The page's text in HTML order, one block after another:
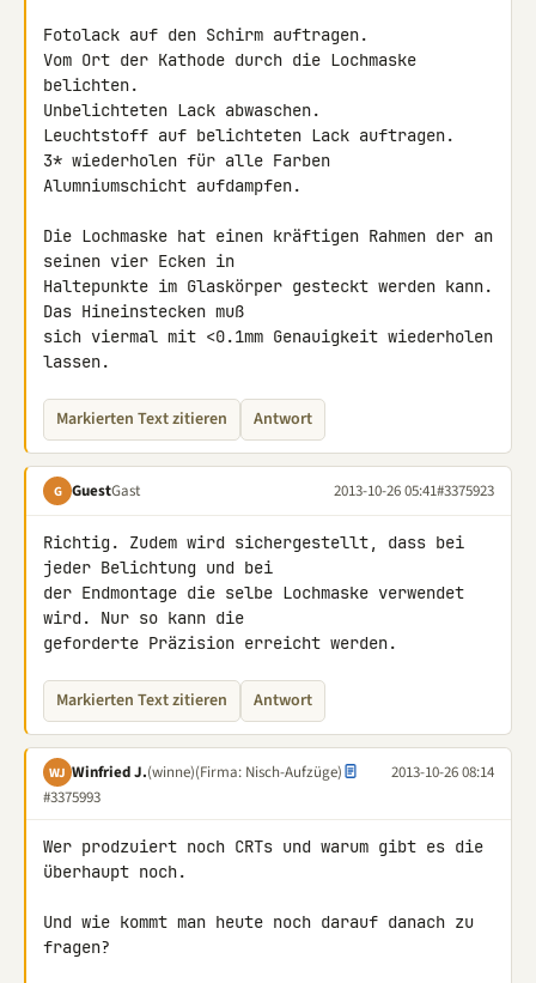
Fotolack auf den Schirm auftragen.
Vom Ort der Kathode durch die Lochmaske
belichten.
Unbelichteten Lack abwaschen.
Leuchtstoff auf belichteten Lack auftragen.
3* wiederholen für alle Farben
Alumniumschicht aufdampfen.
Die Lochmaske hat einen kräftigen Rahmen der an
seinen vier Ecken in
Haltepunkte im Glaskörper gesteckt werden kann.
Das Hineinstecken muß
sich viermal mit <0.1mm Genauigkeit wiederholen
lassen.
Markierten Text zitieren Antwort
G GuestGast 2013-10-26 05:41#3375923
Richtig. Zudem wird sichergestellt, dass bei
jeder Belichtung und bei
der Endmontage die selbe Lochmaske verwendet
wird. Nur so kann die
geforderte Präzision erreicht werden.
Markierten Text zitieren Antwort
WJ Winfried J.(winne)(Firma: Nisch-Aufzüge)
2013-10-26 08:14
#3375993
Wer prodzuiert noch CRTs und warum gibt es die
überhaupt noch.
Und wie kommt man heute noch darauf danach zu
fragen?